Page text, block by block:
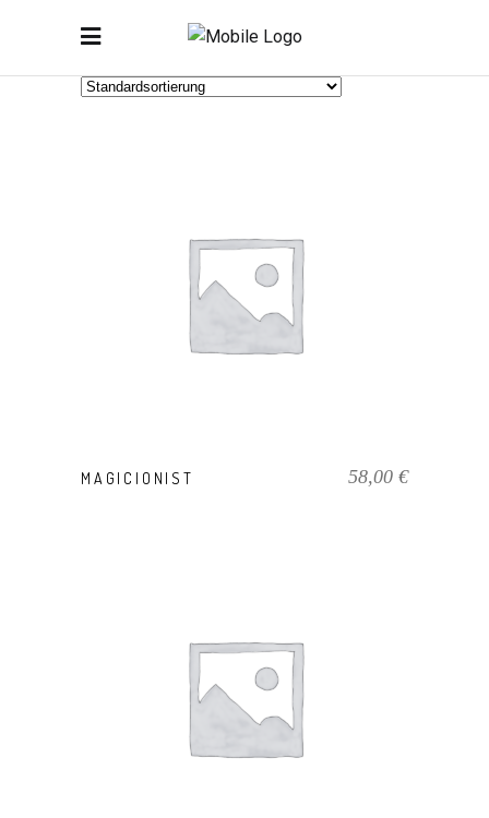
PRODUKT KAUFEN
MAGICIONIST 58,00 €
IN DEN WARENKORB